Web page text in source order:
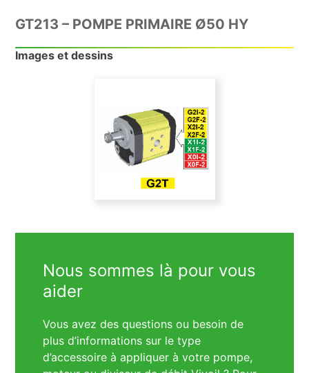
GT213 – POMPE PRIMAIRE Ø50 HY
Images et dessins
Nous sommes là pour vous
aider
Vous avez des questions ou besoin de
plus d’informations sur le type
d’accessoire à appliquer à votre pompe,